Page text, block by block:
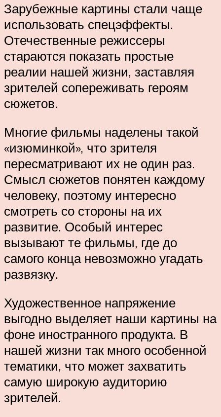
Зарубежные картины стали чаще
использовать спецэффекты.
Отечественные режиссеры
стараются показать простые
реалии нашей жизни, заставляя
зрителей сопереживать героям
сюжетов.
Многие фильмы наделены такой
«изюминкой», что зрителя
пересматривают их не один раз.
Смысл сюжетов понятен каждому
человеку, поэтому интересно
смотреть со стороны на их
развитие. Особый интерес
вызывают те фильмы, где до
самого конца невозможно угадать
развязку.
Художественное напряжение
выгодно выделяет наши картины на
фоне иностранного продукта. В
нашей жизни так много особенной
тематики, что может захватить
самую широкую аудиторию
зрителей.